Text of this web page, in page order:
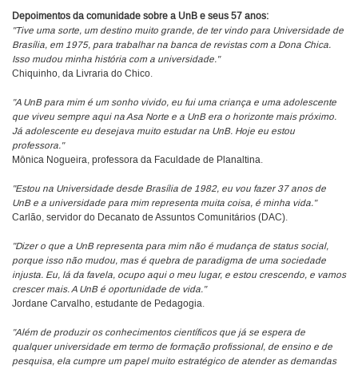
Depoimentos da comunidade sobre a UnB e seus 57 anos:
"Tive uma sorte, um destino muito grande, de ter vindo para Universidade de
Brasília, em 1975, para trabalhar na banca de revistas com a Dona Chica.
Isso mudou minha história com a universidade."
Chiquinho, da Livraria do Chico.
"A UnB para mim é um sonho vivido, eu fui uma criança e uma adolescente
que viveu sempre aqui na Asa Norte e a UnB era o horizonte mais próximo.
Já adolescente eu desejava muito estudar na UnB. Hoje eu estou
professora."
Mônica Nogueira, professora da Faculdade de Planaltina.
"Estou na Universidade desde Brasília de 1982, eu vou fazer 37 anos de
UnB e a universidade para mim representa muita coisa, é minha vida."
Carlão, servidor do Decanato de Assuntos Comunitários (DAC).
"Dizer o que a UnB representa para mim não é mudança de status social,
porque isso não mudou, mas é quebra de paradigma de uma sociedade
injusta. Eu, lá da favela, ocupo aqui o meu lugar, e estou crescendo, e vamos
crescer mais. A UnB é oportunidade de vida."
Jordane Carvalho, estudante de Pedagogia.
"Além de produzir os conhecimentos científicos que já se espera de
qualquer universidade em termo de formação profissional, de ensino e de
pesquisa, ela cumpre um papel muito estratégico de atender as demandas